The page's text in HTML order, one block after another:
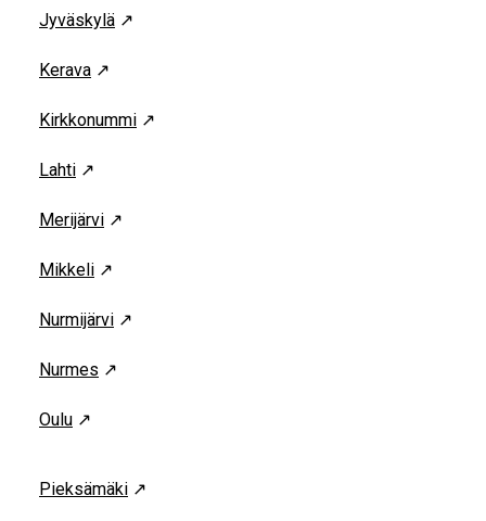
Jyväskylä ↗
Kerava ↗
Kirkkonummi ↗
Lahti ↗
Merijärvi ↗
Mikkeli ↗
Nurmijärvi ↗
Nurmes ↗
Oulu ↗
Pieksämäki ↗